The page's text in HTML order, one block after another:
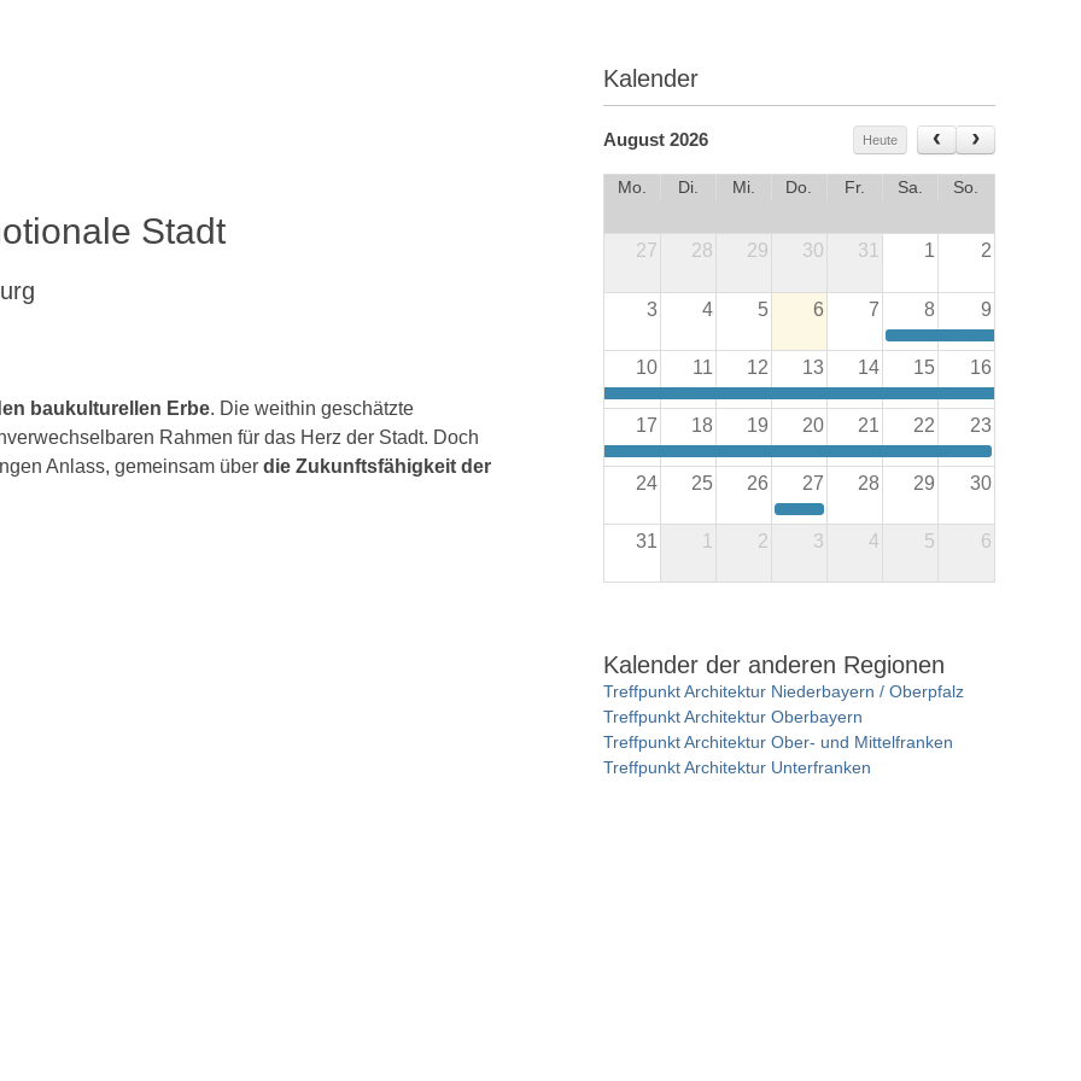
Stadt
baukulturellen Erbe. Die weithin geschätzte
Rahmen für das Herz der Stadt. Doch
Anlass, gemeinsam über die Zukunftsfähigkeit der
Kalender
August 2026 Heute
Mo. Di. Mi. Do. Fr. Sa. So.
27 28 29 30 31 1 2
3 4 5 6 7 8 9
10 11 12 13 14 15 16
17 18 19 20 21 22 23
24 25 26 27 28 29 30
31 1 2 3 4 5 6
Kalender der anderen Regionen
Treffpunkt Architektur Niederbayern / Oberpfalz
Treffpunkt Architektur Oberbayern
Treffpunkt Architektur Ober- und Mittelfranken
Treffpunkt Architektur Unterfranken